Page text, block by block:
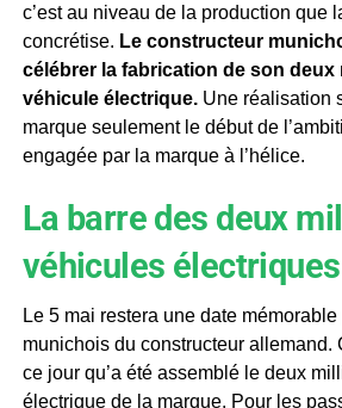
c’est au niveau de la production que
concrétise. Le constructeur
célébrer la fabrication de son deux
véhicule électrique.Une réalisation
marque seulement le début de
engagée par la marque à l’hélice.
La barre des deux
véhicules
Le 5 mai restera une date
munichois du constructeur allemand.
ce jour qu’a été assemblé le deux
électrique de la marque. Pour les